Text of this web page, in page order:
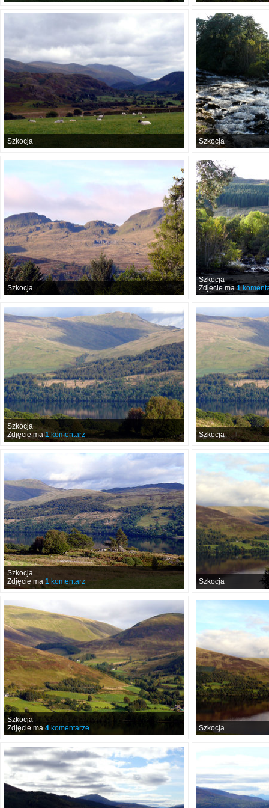
Szkocja Szkocja
Szkocja
Szkocja
Zdjęcie ma1
Szkocja
Zdjęcie ma1komentarz Szkocja
Szkocja
Zdjęcie ma 1 komentarz Szkocja
Szkocja
Zdjęcie ma 4 komentarze Szkocja